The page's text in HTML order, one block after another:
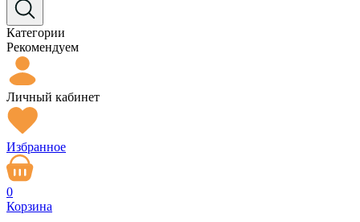
Категории
Рекомендуем
Личный кабинет
Избранное
0
Корзина